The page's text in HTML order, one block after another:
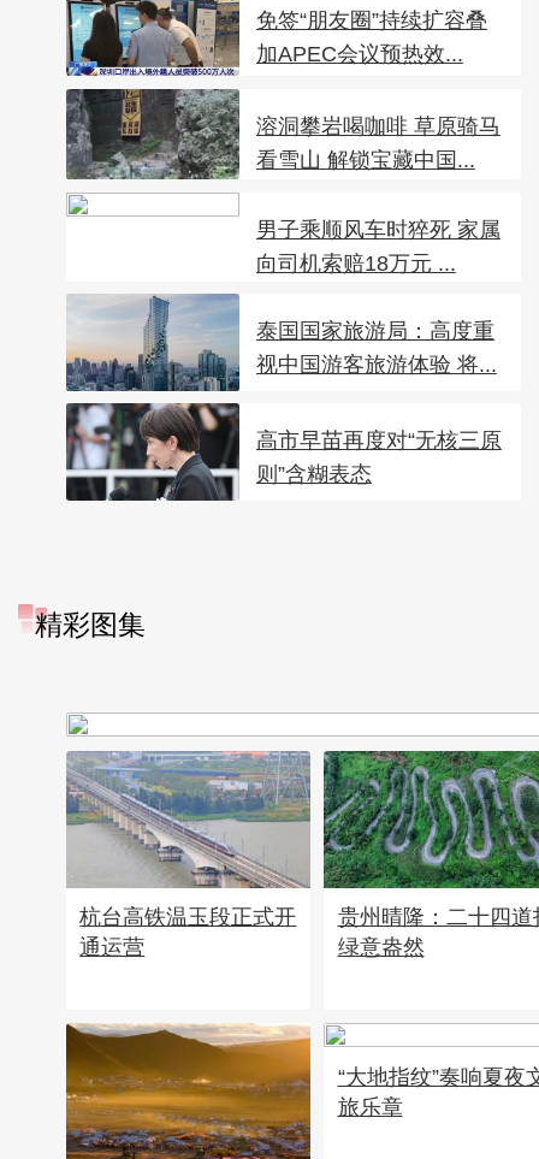
免签“朋友圈”持续扩容叠
加APEC会议预热效...
溶洞攀岩喝咖啡 草原骑马
看雪山 解锁宝藏中国...
男子乘顺风车时猝死 家属
向司机索赔18万元 ...
泰国国家旅游局：高度重
视中国游客旅游体验 将...
高市早苗再度对“无核三原
则”含糊表态
精彩图集
杭台高铁温玉段正式开
通运营
贵州晴隆：二十四道
绿意盎然
“大地指纹”奏响夏夜
旅乐章